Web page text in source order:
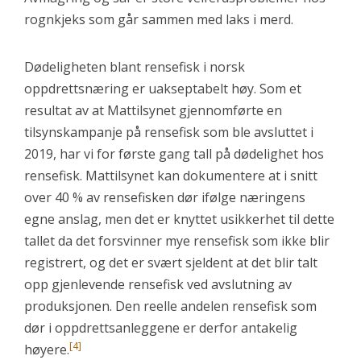
rognkjeks som går sammen med laks i merd.
Dødeligheten blant rensefisk i norsk
oppdrettsnæring er uakseptabelt høy. Som et
resultat av at Mattilsynet gjennomførte en
tilsynskampanje på rensefisk som ble avsluttet i
2019, har vi for første gang tall på dødelighet hos
rensefisk. Mattilsynet kan dokumentere at i snitt
over 40 % av rensefisken dør ifølge næringens
egne anslag, men det er knyttet usikkerhet til dette
tallet da det forsvinner mye rensefisk som ikke blir
registrert, og det er svært sjeldent at det blir talt
opp gjenlevende rensefisk ved avslutning av
produksjonen. Den reelle andelen rensefisk som
dør i oppdrettsanleggene er derfor antakelig
høyere.[4]